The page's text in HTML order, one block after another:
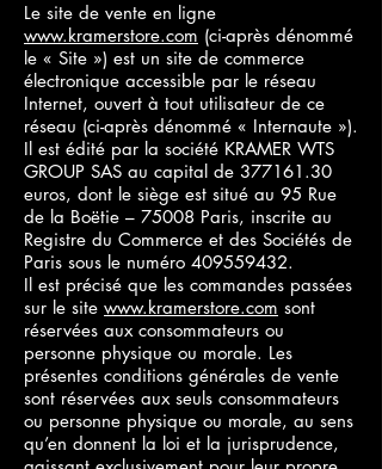
Le site de vente en ligne
www.kramerstore.com (ci-après dénommé
le « Site ») est un site de commerce
électronique accessible par le réseau
Internet, ouvert à tout utilisateur de ce
réseau (ci-après dénommé « Internaute »).
Il est édité par la société KRAMER WTS
GROUP SAS au capital de 377161.30
euros, dont le siège est situé au 95 Rue
de la Boëtie – 75008 Paris, inscrite au
Registre du Commerce et des Sociétés de
Paris sous le numéro 409559432.
Il est précisé que les commandes passées
sur le site www.kramerstore.com sont
réservées aux consommateurs ou
personne physique ou morale. Les
présentes conditions générales de vente
sont réservées aux seuls consommateurs
ou personne physique ou morale, au sens
qu’en donnent la loi et la jurisprudence,